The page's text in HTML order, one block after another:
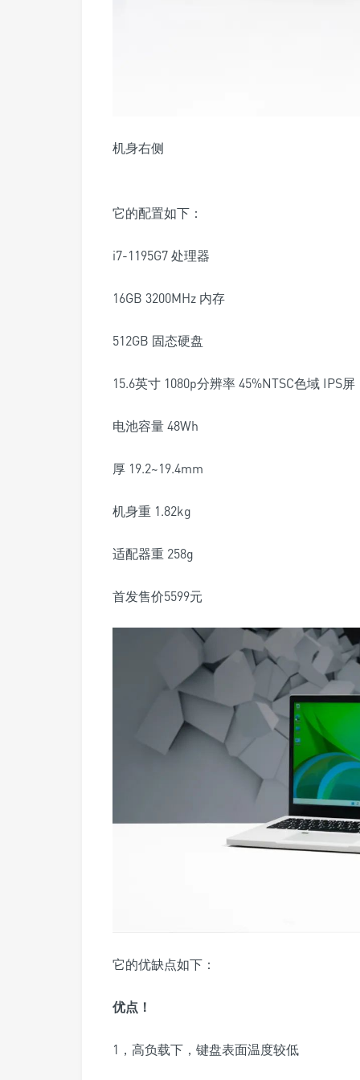
机身右侧
它的配置如下：
i7-1195G7 处理器
16GB 3200MHz 内存
512GB 固态硬盘
15.6英寸 1080p分辨率 45%NTSC色域 IPS屏
电池容量 48Wh
厚 19.2~19.4mm
机身重 1.82kg
适配器重 258g
首发售价5599元
它的优缺点如下：
优点！
1，高负载下，键盘表面温度较低